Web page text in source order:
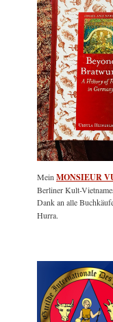
MeinMONSIEUR
Berliner Kult-
Dank an alle
Hurra.